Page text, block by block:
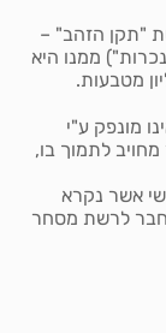
"תקן הזהב" –
ממנו היא
מונפק ע"י
לתמוך בו,
אשר נקרא
לרשת מסחר